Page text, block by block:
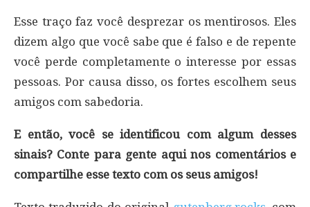
Esse traço faz você desprezar os mentirosos. Eles
dizem algo que você sabe que é falso e de repente
você perde completamente o interesse por essas
pessoas. Por causa disso, os fortes escolhem seus
amigos com sabedoria.
E então, você se identificou com algum desses
sinais? Conte para gente aqui nos comentários e
compartilhe esse texto com os seus amigos!